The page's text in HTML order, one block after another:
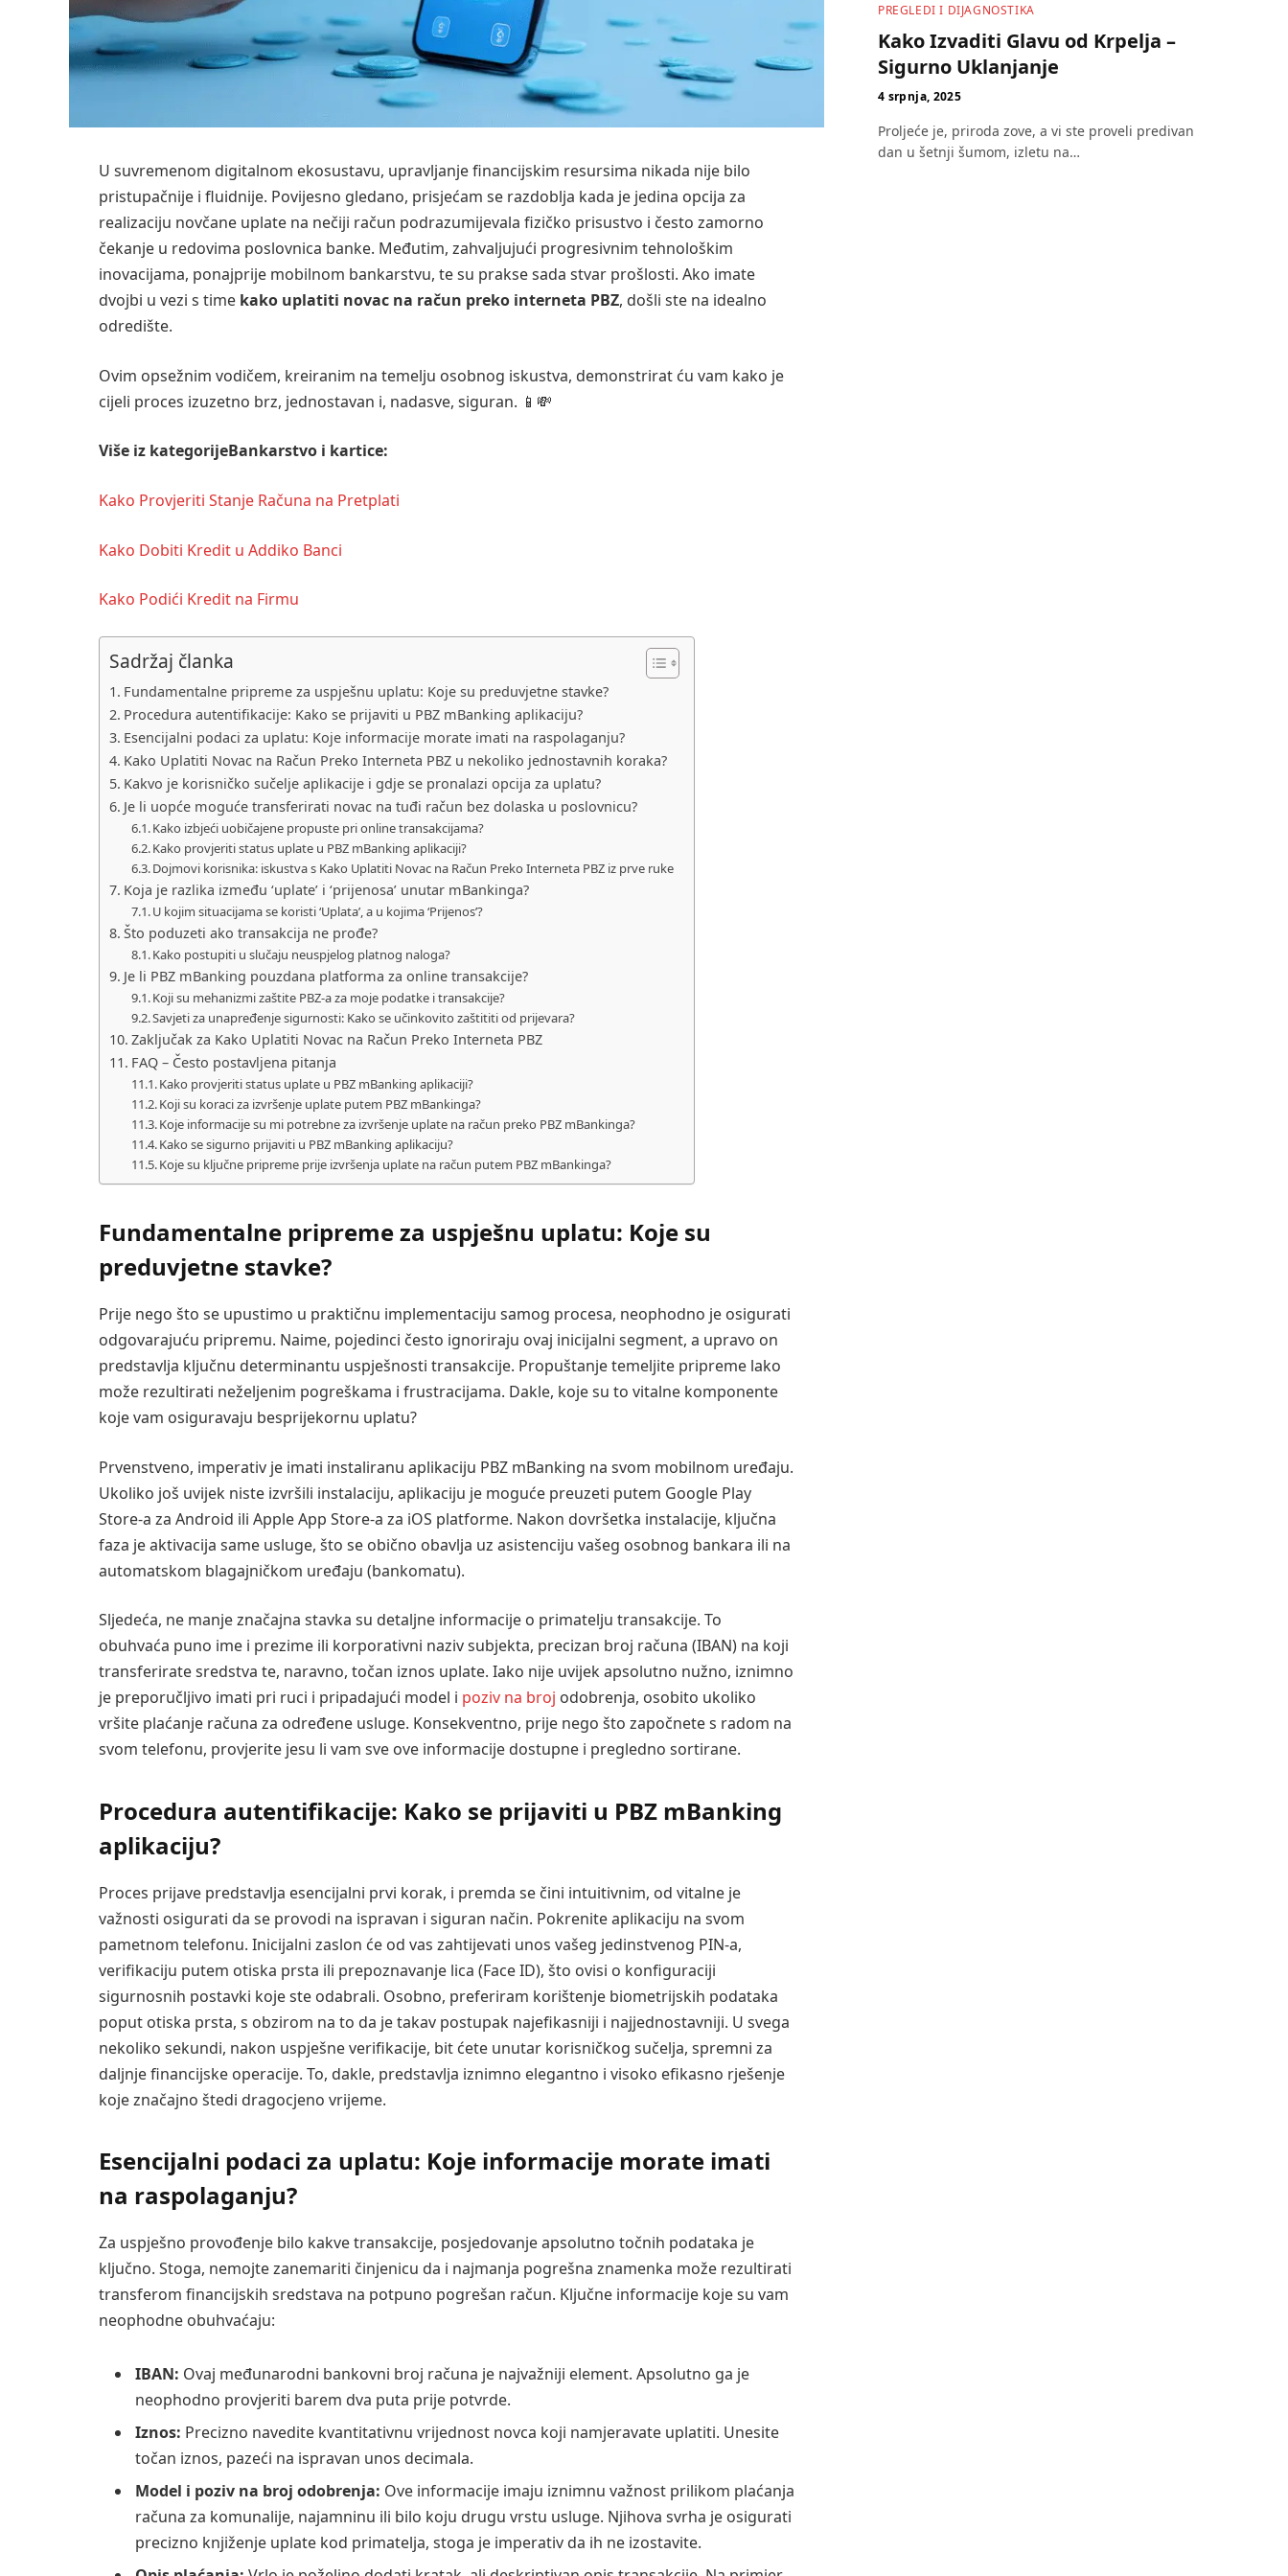
U suvremenom digitalnom ekosustavu, upravljanje financijskim resursima nikada nije bilo
pristupačnije i fluidnije. Povijesno gledano, prisjećam se razdoblja kada je jedina opcija za
realizaciju novčane uplate na nečiji račun podrazumijevala fizičko prisustvo i često zamorno
čekanje u redovima poslovnica banke. Međutim, zahvaljujući progresivnim tehnološkim
inovacijama, ponajprije mobilnom bankarstvu, te su prakse sada stvar prošlosti. Ako imate
dvojbi u vezi s time kako uplatiti novac na račun preko interneta PBZ, došli ste na idealno
odredište.
Ovim opsežnim vodičem, kreiranim na temelju osobnog iskustva, demonstrirat ću vam kako je
cijeli proces izuzetno brz, jednostavan i, nadasve, siguran. 📱💸
Više iz kategorijeBankarstvo i kartice:
Kako Provjeriti Stanje Računa na Pretplati
Kako Dobiti Kredit u Addiko Banci
Kako Podići Kredit na Firmu
Sadržaj članka
Fundamentalne pripreme za uspješnu uplatu: Koje su preduvjetne stavke?
Procedura autentifikacije: Kako se prijaviti u PBZ mBanking aplikaciju?
Esencijalni podaci za uplatu: Koje informacije morate imati na raspolaganju?
Kako Uplatiti Novac na Račun Preko Interneta PBZ u nekoliko jednostavnih koraka?
Kakvo je korisničko sučelje aplikacije i gdje se pronalazi opcija za uplatu?
Je li uopće moguće transferirati novac na tuđi račun bez dolaska u poslovnicu?
Kako izbjeći uobičajene propuste pri online transakcijama?
Kako provjeriti status uplate u PBZ mBanking aplikaciji?
Dojmovi korisnika: iskustva s Kako Uplatiti Novac na Račun Preko Interneta PBZ iz prve ruke
Koja je razlika između ‘uplate’ i ‘prijenosa’ unutar mBankinga?
U kojim situacijama se koristi ‘Uplata’, a u kojima ‘Prijenos’?
Što poduzeti ako transakcija ne prođe?
Kako postupiti u slučaju neuspjelog platnog naloga?
Je li PBZ mBanking pouzdana platforma za online transakcije?
Koji su mehanizmi zaštite PBZ-a za moje podatke i transakcije?
Savjeti za unapređenje sigurnosti: Kako se učinkovito zaštititi od prijevara?
Zaključak za Kako Uplatiti Novac na Račun Preko Interneta PBZ
FAQ – Često postavljena pitanja
Kako provjeriti status uplate u PBZ mBanking aplikaciji?
Koji su koraci za izvršenje uplate putem PBZ mBankinga?
Koje informacije su mi potrebne za izvršenje uplate na račun preko PBZ mBankinga?
Kako se sigurno prijaviti u PBZ mBanking aplikaciju?
Koje su ključne pripreme prije izvršenja uplate na račun putem PBZ mBankinga?
Fundamentalne pripreme za uspješnu uplatu: Koje su
preduvjetne stavke?
Prije nego što se upustimo u praktičnu implementaciju samog procesa, neophodno je osigurati
odgovarajuću pripremu. Naime, pojedinci često ignoriraju ovaj inicijalni segment, a upravo on
predstavlja ključnu determinantu uspješnosti transakcije. Propuštanje temeljite pripreme lako
može rezultirati neželjenim pogreškama i frustracijama. Dakle, koje su to vitalne komponente
koje vam osiguravaju besprijekornu uplatu?
Prvenstveno, imperativ je imati instaliranu aplikaciju PBZ mBanking na svom mobilnom uređaju.
Ukoliko još uvijek niste izvršili instalaciju, aplikaciju je moguće preuzeti putem Google Play
Store-a za Android ili Apple App Store-a za iOS platforme. Nakon dovršetka instalacije, ključna
faza je aktivacija same usluge, što se obično obavlja uz asistenciju vašeg osobnog bankara ili na
automatskom blagajničkom uređaju (bankomatu).
Sljedeća, ne manje značajna stavka su detaljne informacije o primatelju transakcije. To
obuhvaća puno ime i prezime ili korporativni naziv subjekta, precizan broj računa (IBAN) na koji
transferirate sredstva te, naravno, točan iznos uplate. Iako nije uvijek apsolutno nužno, iznimno
je preporučljivo imati pri ruci i pripadajući model i poziv na broj odobrenja, osobito ukoliko
vršite plaćanje računa za određene usluge. Konsekventno, prije nego što započnete s radom na
svom telefonu, provjerite jesu li vam sve ove informacije dostupne i pregledno sortirane.
Procedura autentifikacije: Kako se prijaviti u PBZ mBanking
aplikaciju?
Proces prijave predstavlja esencijalni prvi korak, i premda se čini intuitivnim, od vitalne je
važnosti osigurati da se provodi na ispravan i siguran način. Pokrenite aplikaciju na svom
pametnom telefonu. Inicijalni zaslon će od vas zahtijevati unos vašeg jedinstvenog PIN-a,
verifikaciju putem otiska prsta ili prepoznavanje lica (Face ID), što ovisi o konfiguraciji
sigurnosnih postavki koje ste odabrali. Osobno, preferiram korištenje biometrijskih podataka
poput otiska prsta, s obzirom na to da je takav postupak najefikasniji i najjednostavniji. U svega
nekoliko sekundi, nakon uspješne verifikacije, bit ćete unutar korisničkog sučelja, spremni za
daljnje financijske operacije. To, dakle, predstavlja iznimno elegantno i visoko efikasno rješenje
koje značajno štedi dragocjeno vrijeme.
Esencijalni podaci za uplatu: Koje informacije morate imati
na raspolaganju?
Za uspješno provođenje bilo kakve transakcije, posjedovanje apsolutno točnih podataka je
ključno. Stoga, nemojte zanemariti činjenicu da i najmanja pogrešna znamenka može rezultirati
transferom financijskih sredstava na potpuno pogrešan račun. Ključne informacije koje su vam
neophodne obuhvaćaju:
IBAN: Ovaj međunarodni bankovni broj računa je najvažniji element. Apsolutno ga je
neophodno provjeriti barem dva puta prije potvrde.
Iznos: Precizno navedite kvantitativnu vrijednost novca koji namjeravate uplatiti. Unesite
točan iznos, pazeći na ispravan unos decimala.
Model i poziv na broj odobrenja: Ove informacije imaju iznimnu važnost prilikom plaćanja
računa za komunalije, najamninu ili bilo koju drugu vrstu usluge. Njihova svrha je osigurati
precizno knjiženje uplate kod primatelja, stoga je imperativ da ih ne izostavite.
PREGLEDI I DIJAGNOSTIKA
Kako Izvaditi Glavu od Krpelja –
Sigurno Uklanjanje
4 srpnja, 2025
Proljeće je, priroda zove, a vi ste proveli predivan
dan u šetnji šumom, izletu na…